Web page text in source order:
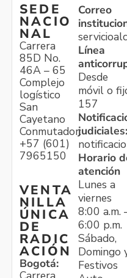
SEDE
NACIO
NAL
Carrera
85D No.
46A – 65
Complejo
logístico
San
Cayetano
Conmutador:
+57 (601)
7965150
VENTA
NILLA
ÚNICA
DE
RADIC
ACIÓN
Bogotá:
Correo
Línea
Desde
móvil o
157
judiciales:
Horario
atención
Lunes a
viernes
8:00 a.m.
6:00 p.m.
Sábado,
Domingo
Festivos